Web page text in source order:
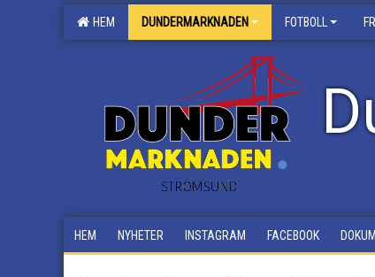
HEM DUNDERMARKNADEN FOTBOLL
HEM NYHETER INSTAGRAM FACEBOOK